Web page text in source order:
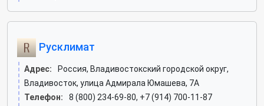
Русклимат
Адрес:
Россия, Владивостокский городской округ,
Владивосток, улица Адмирала Юмашева, 7А
Телефон:
8 (800) 234-69-80, +7 (914) 700-11-87